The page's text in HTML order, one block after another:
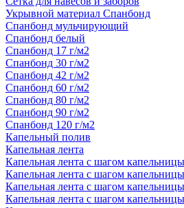
Укрывной материал Спанбонд
Спанбонд мульчирующий
Спанбонд белый
Спанбонд 17 г/м2
Спанбонд 30 г/м2
Спанбонд 42 г/м2
Спанбонд 60 г/м2
Спанбонд 80 г/м2
Спанбонд 90 г/м2
Спанбонд 120 г/м2
Капельный полив
Капельная лента
Капельная лента с шагом
Капельная лента с шагом
Капельная лента с шагом
Капельная лента с шагом